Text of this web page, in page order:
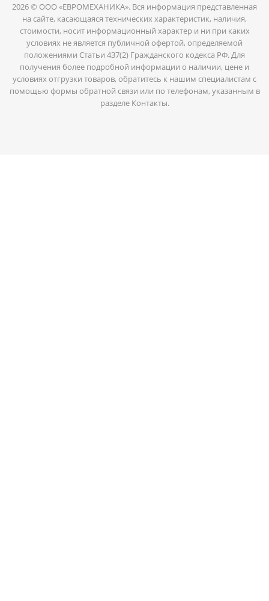
2026 © ООО «ЕВРОМЕХАНИКА». Вся информация представленная
на сайте, касающаяся технических характеристик, наличия,
стоимости, носит информационный характер и ни при каких
условиях не является публичной офертой, определяемой
положениями Статьи 437(2) Гражданского кодекса РФ. Для
получения более подробной информации о наличии, цене и
условиях отгрузки товаров, обратитесь к нашим специалистам с
помощью формы обратной связи или по телефонам, указанным в
разделе Контакты.